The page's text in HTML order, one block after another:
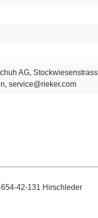
AG,
service@rieker.com